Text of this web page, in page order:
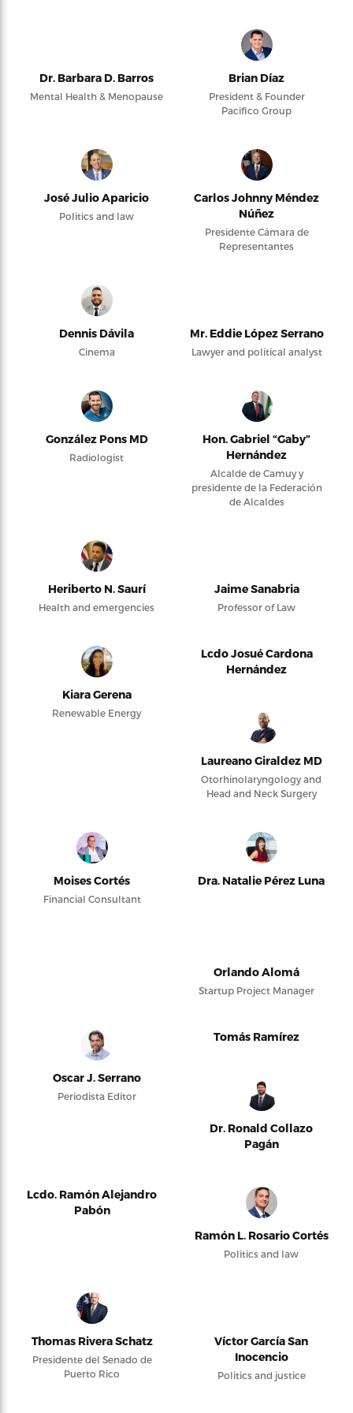
Dr. Barbara D. Barros
Mental Health & Menopause
Brian Díaz
President & Founder
Pacifico Group
José Julio Aparicio
Politics and law
Carlos Johnny Méndez
Núñez
Presidente Cámara de
Representantes
Dennis Dávila
Cinema
Mr. Eddie López Serrano
Lawyer and political analyst
González Pons MD
Radiologist
Hon. Gabriel “Gaby”
Hernández
Alcalde de Camuy y
presidente de la Federación
de Alcaldes
Heriberto N. Saurí
Health and emergencies
Jaime Sanabria
Professor of Law
Kiara Gerena
Renewable Energy
Lcdo Josué Cardona
Hernández
Laureano Giraldez MD
Otorhinolaryngology and
Head and Neck Surgery
Moises Cortés
Financial Consultant
Dra. Natalie Pérez Luna
Orlando Alomá
Startup Project Manager
Oscar J. Serrano
Periodista Editor
Tomás Ramírez
Dr. Ronald Collazo
Pagán
Lcdo. Ramón Alejandro
Pabón
Ramón L. Rosario Cortés
Politics and law
Thomas Rivera Schatz
Presidente del Senado de
Puerto Rico
Víctor García San
Inocencio
Politics and justice